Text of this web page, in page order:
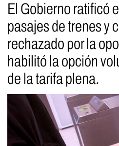
El Gobierno ratificó
pasajes de trenes y
rechazado por la
habilitó la opción
de la tarifa plena.